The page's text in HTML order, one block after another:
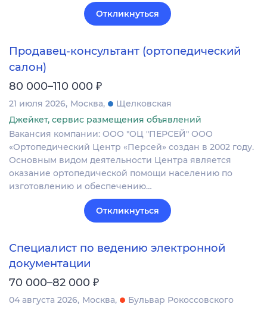
Откликнуться
Продавец-консультант (ортопедический
салон)
80 000–110 000 ₽
21 июля 2026 Москва
Щелковская
Джейкет, сервис размещения объявлений
Вакансия компании: ООО "ОЦ "ПЕРСЕЙ" ООО
«Ортопедический Центр «Персей» создан в 2002 году.
Основным видом деятельности Центра является
оказание ортопедической помощи населению по
изготовлению и обеспечению…
Откликнуться
Специалист по ведению электронной
документации
70 000–82 000 ₽
04 августа 2026 Москва
Бульвар Рокоссовского